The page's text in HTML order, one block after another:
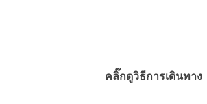
คลิ๊กดูวิธีการเดินทาง